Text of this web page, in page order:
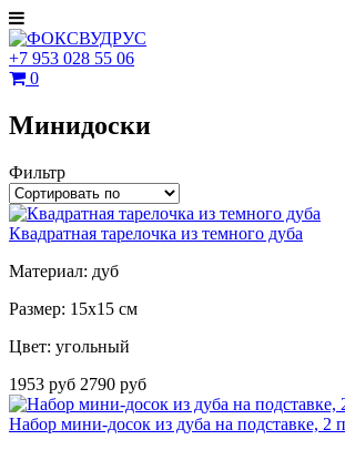
+7 953 028 55 06
0
Минидоски
Фильтр
Квадратная тарелочка из темного дуба
Материал: дуб
Размер: 15х15 см
Цвет: угольный
1953 руб 2790 руб
Набор мини-досок из дуба на подставке, 2